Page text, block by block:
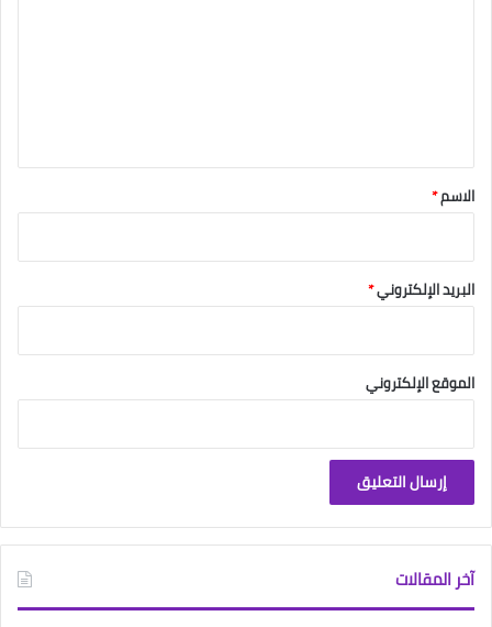
*
الاسم*
البريد الإلكتروني*
الموقع الإلكتروني
آخر المقالات